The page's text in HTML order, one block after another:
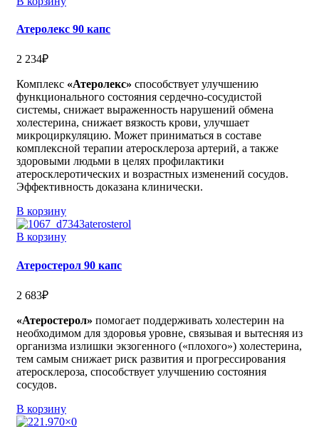
Атеролекс 90 капс
2 234₽
Комплекс «Атеролекс» способствует улучшению
функционального состояния сердечно-сосудистой
системы, снижает выраженность нарушений обмена
холестерина, снижает вязкость крови, улучшает
микроциркуляцию. Может приниматься в составе
комплексной терапии атеросклероза артерий, а также
здоровыми людьми в целях профилактики
атеросклеротических и возрастных изменений сосудов.
Эффективность доказана клинически.
В корзину
В корзину
Атеростерол 90 капс
2 683₽
«Атеростерол» помогает поддерживать холестерин на
необходимом для здоровья уровне, связывая и вытесняя из
организма излишки экзогенного («плохого») холестерина,
тем самым снижает риск развития и прогрессирования
атеросклероза, способствует улучшению состояния
сосудов.
В корзину